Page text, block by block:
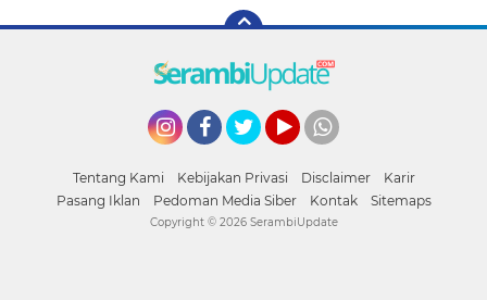
Tentang Kami Kebijakan Privasi Disclaimer
Karir
Pasang Iklan
Pedoman Media Siber Kontak Sitemaps
Copyright © 2026 SerambiUpdate